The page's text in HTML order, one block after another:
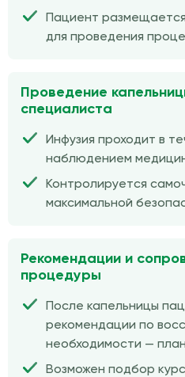
Пациент
для проведения
Проведение
специалиста
Инфузия проходит в
наблюдением
Контролируется
максимальной
Рекомендации и
процедуры
После капельницы
рекомендации по
необходимости —
Возможен подбор